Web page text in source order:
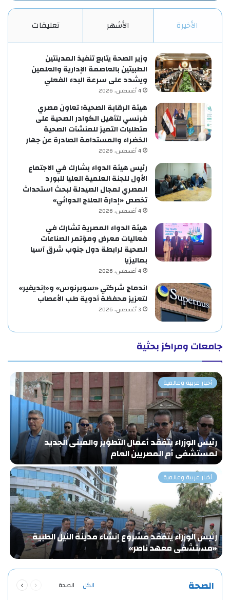
الأخيرة الأشهر تعليقات
وزير الصحة يتابع تنفيذ المدينتين
الطبيتين بالعاصمة الإدارية والعلمين
ويشدد على سرعة البدء الفعلي
4 أغسطس، 2026
هيئة الرقابة الصحية: تعاون مصري
فرنسي لتأهيل الكوادر الصحية على
متطلبات التميز للمنشآت الصحية
الخضراء والمستدامة الصادرة عن جهار
4 أغسطس، 2026
رئيس هيئة الدواء بشارك في الاجتماع
الأول للجنة العلمية العليا للبورد
المصري لمجال الصيدلة لبحث استحداث
تخصص «إدارة العلاج الدوائي»
4 أغسطس، 2026
هيئة الدواء المصرية تشارك في
فعاليات معرض ومؤتمر الصناعات
الصحية لرابطة دول جنوب شرق آسيا
بماليزيا
4 أغسطس، 2026
اندماج شركتي «سوبرنوس» و«إنديفير»
لتعزيز محفظة أدوية طب الأعصاب
3 أغسطس، 2026
جامعات ومراكز بحثية
أخبار عربية وعالمية
رئيس الوزراء يتفقد أعمال التطوير والمبنى الجديد
لمستشفى أم المصريين العام
أخبار عربية وعالمية
رئيس الوزراء يتفقد مشروع إنشاء مدينة النيل الطبية
«مستشفى معهد ناصر»
الصحة الكل الصحة الصفحةالصفحة